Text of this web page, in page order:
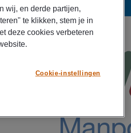
studie,
wij, en derde partijen,
te klikken, stem je in
deze cookies verbeteren
Cookie-instellingen